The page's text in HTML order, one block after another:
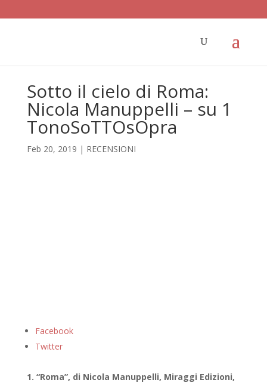
Sotto il cielo di Roma:
Nicola Manuppelli – su 1
TonoSoTTOsOpra
Feb 20, 2019 | RECENSIONI
Facebook
Twitter
1. “Roma”, di Nicola Manuppelli, Miraggi Edizioni,